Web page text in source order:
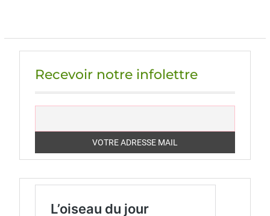
Recevoir notre infolettre